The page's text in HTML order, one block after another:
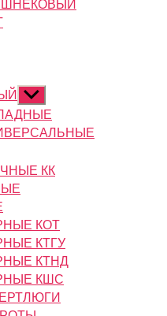
Показывать
подменю
КК
КОТ
КТГУ
КТНД
КШС